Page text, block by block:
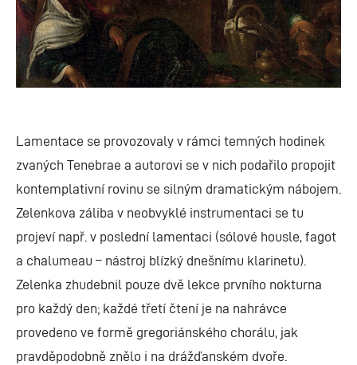
Lamentace se provozovaly v rámci temných hodinek
zvaných Tenebrae a autorovi se v nich podařilo propojit
kontemplativní rovinu se silným dramatickým nábojem.
Zelenkova záliba v neobvyklé instrumentaci se tu
projeví např. v poslední lamentaci (sólové housle, fagot
a chalumeau – nástroj blízký dnešnímu klarinetu).
Zelenka zhudebnil pouze dvě lekce prvního nokturna
pro každý den; každé třetí čtení je na nahrávce
provedeno ve formě gregoriánského chorálu, jak
pravděpodobně znělo i na drážďanském dvoře.